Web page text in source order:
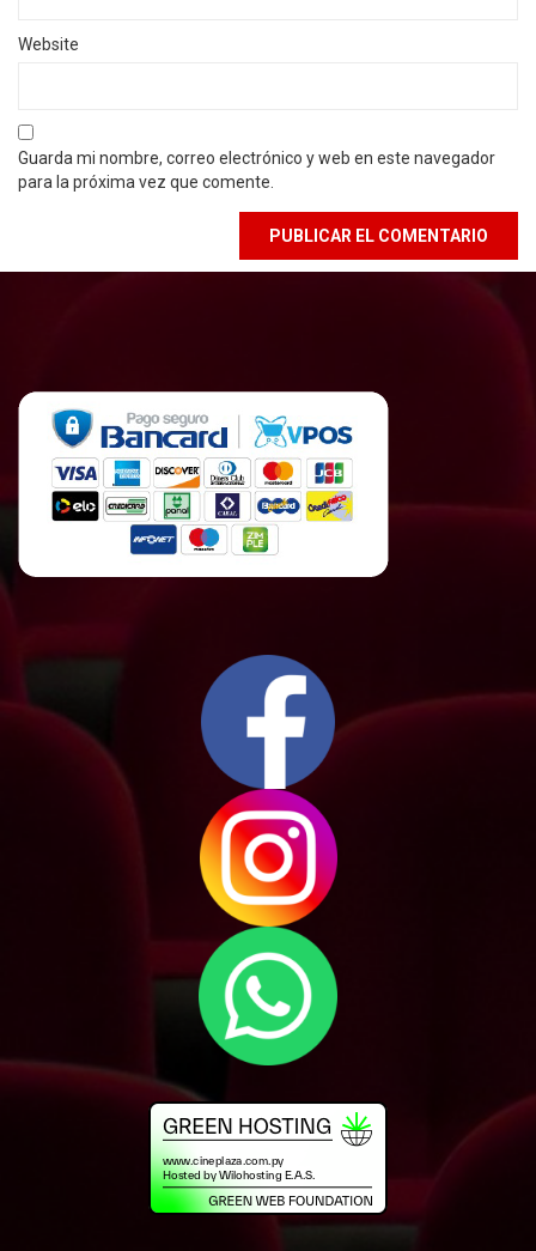
Website
Guarda mi nombre, correo electrónico y web en este navegador
para la próxima vez que comente.